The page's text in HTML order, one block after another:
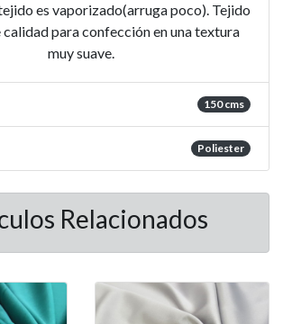
es vaporizado(arruga poco). Tejido
calidad para confección en una textura
muy suave.
150 cms
Poliester
Relacionados